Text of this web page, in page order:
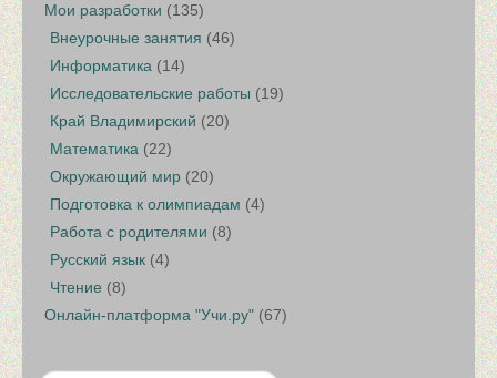
Мои разработки (135)
Внеурочные занятия (46)
Информатика (14)
Исследовательские работы (19)
Край Владимирский (20)
Математика (22)
Окружающий мир (20)
Подготовка к олимпиадам (4)
Работа с родителями (8)
Русский язык (4)
Чтение (8)
Онлайн-платформа "Учи.ру" (67)